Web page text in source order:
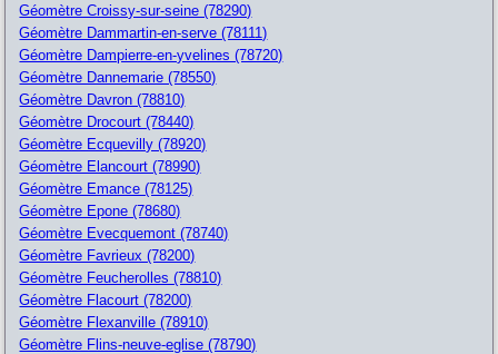
Géomètre Croissy-sur-seine (78290)
Géomètre Dammartin-en-serve (78111)
Géomètre Dampierre-en-yvelines (78720)
Géomètre Dannemarie (78550)
Géomètre Davron (78810)
Géomètre Drocourt (78440)
Géomètre Ecquevilly (78920)
Géomètre Elancourt (78990)
Géomètre Emance (78125)
Géomètre Epone (78680)
Géomètre Evecquemont (78740)
Géomètre Favrieux (78200)
Géomètre Feucherolles (78810)
Géomètre Flacourt (78200)
Géomètre Flexanville (78910)
Géomètre Flins-neuve-eglise (78790)